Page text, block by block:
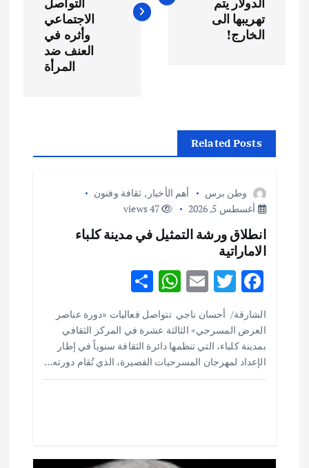
ت
الدولار يتم
تهريبها الى
الخارج!
التواصل
الاجتماعي
وأثره في
العنف ضد
المرأة
Related Posts
وطن برس أهم الأخبار , ثقافة وفنون
أغسطس 5, 2026
47 views
انطلاق ورشة التمثيل في مدينة كلباء
الاماراتية
F
ac
e
b
o
T
w
it
te
r
E
ai
l
W
h
at
s
A
h
ar
e
الشارقة/ أحسان ناجي تتواصل فعاليات «دورة عناصر
العرض المسرحي» الثالثة عشرة في المركز الثقافي
بمدينة كلباء، التي تنظمها دائرة الثقافة سنوياً في إطار
الإعداد لمهرجان المسرحيات القصيرة، الذي تُقام دورته…